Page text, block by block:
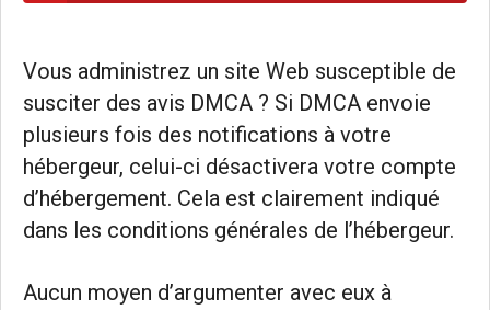
Vous administrez un site Web susceptible de
susciter des avis DMCA ? Si DMCA envoie
plusieurs fois des notifications à votre
hébergeur, celui-ci désactivera votre compte
d’hébergement. Cela est clairement indiqué
dans les conditions générales de l’hébergeur.
Aucun moyen d’argumenter avec eux à